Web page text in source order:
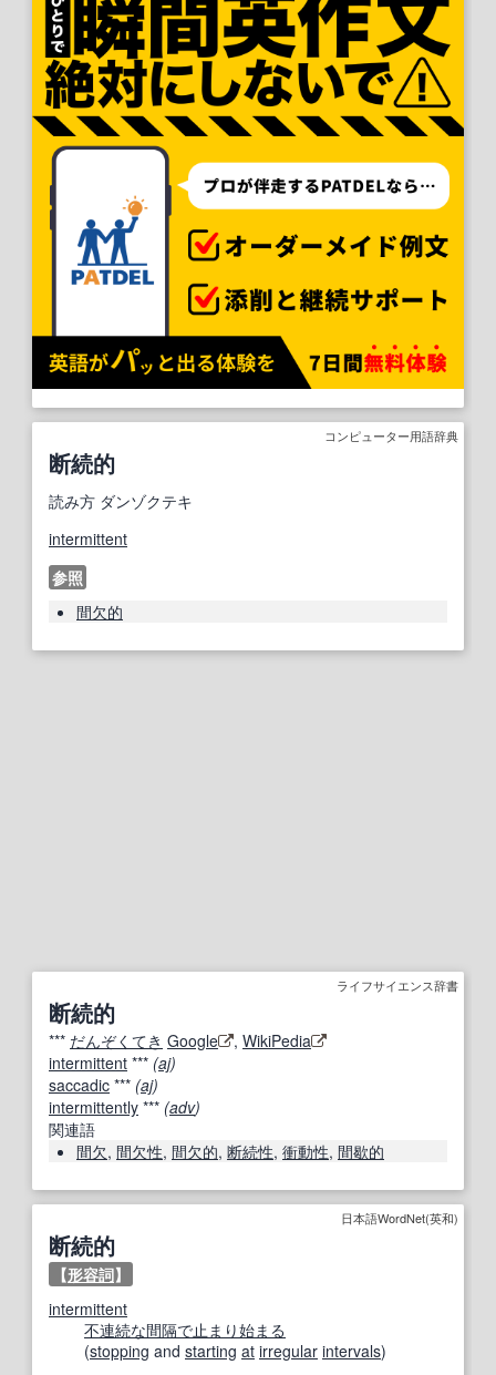
コンピューター用語辞典
断続的
読み方 ダンゾクテキ
intermittent
参照
間欠的
ライフサイエンス辞書
断続的
*** だんぞくてき Google , WikiPedia
intermittent *** (aj)
saccadic *** (aj)
intermittently *** (adv)
関連語
間欠, 間欠性, 間欠的, 断続性, 衝動性, 間歇的
日本語WordNet(英和)
断続的
【形容詞】
intermittent
不連続な間隔で止まり始まる
(stopping and starting at irregular intervals)